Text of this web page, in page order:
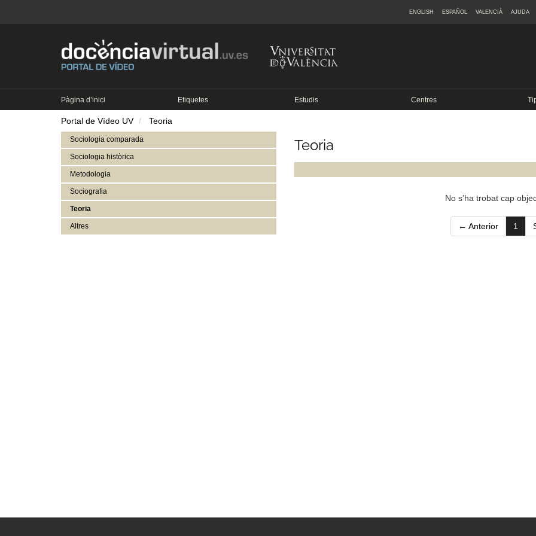
ENGLISH ESPAÑOL VALENCIÀ AJUDA
Pàgina d’inici Etiquetes Estudis Centres
Portal de Vídeo UV Teoria
Sociologia comparada
Sociologia històrica
Metodologia
Sociografia
Teoria
Altres
Teoria
No s’ha trobat cap
← Anterior 1